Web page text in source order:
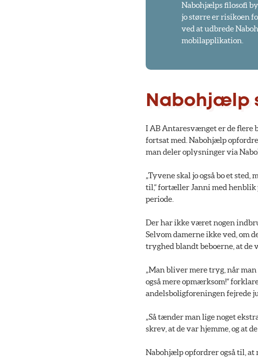
Nabohjælps filosofi
jo større er risikoen
ved at udbrede
mobilapplikation.
Nabohjælp
I AB Antaresvænget er de flere
fortsat med. Nabohjælp
man deler oplysninger via
„Tyvene skal jo også bo et
til,“ fortæller Janni med henblik
periode.
Der har ikke været nogen
Selvom damerne ikke ved, om
tryghed blandt beboerne, at de
„Man bliver mere tryg, når
også mere opmærksom!“
andelsboligforeningen fejrede
„Så tænder man lige noget
skrev, at de var hjemme, og at
Nabohjælp opfordrer også til, at